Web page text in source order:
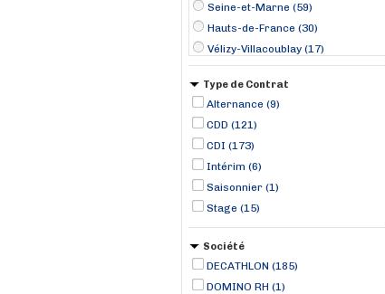
Seine-et-Marne (59)
Hauts-de-France (30)
Vélizy-Villacoublay (17)
Herblay (13)
Thiais (11)
Arcueil (10)
Chambourcy (8)
Plaisir (8)
Varennes-sur-Seine (8)
Cergy (7)
Saint-Marcel (7)
Type de Contrat
Alternance (9)
CDD (121)
CDI (173)
Intérim (6)
Saisonnier (1)
Stage (15)
Société
DECATHLON (185)
DOMINO RH (1)